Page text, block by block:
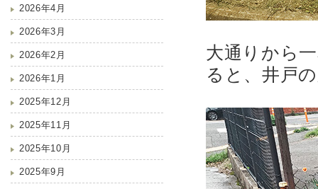
2026年4月
2026年3月
2026年2月
2026年1月
2025年12月
2025年11月
2025年10月
2025年9月
大通りから
ると、井戸